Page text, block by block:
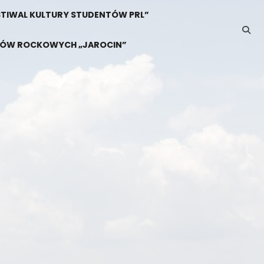
KULTURY STUDENTÓW PRL”
ROCKOWYCH „JAROCIN”